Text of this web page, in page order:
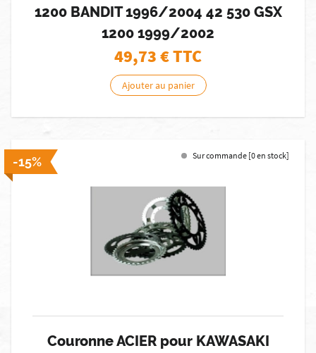
1200 BANDIT 1996/2004 42 530 GSX
1200 1999/2002
49,73€ TTC
Ajouter au panier
-15% Sur commande [0 en stock]
Couronne ACIER pour KAWASAKI